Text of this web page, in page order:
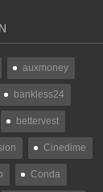
auxmoney
bankless24
bettervest
Cinedime
Conda